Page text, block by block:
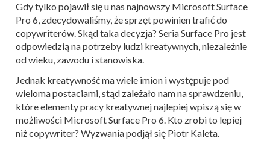
Gdy tylko pojawił się u nas najnowszy Microsoft Surface
Pro 6, zdecydowaliśmy, że sprzęt powinien trafić do
copywriterów. Skąd taka decyzja? Seria Surface Pro jest
odpowiedzią na potrzeby ludzi kreatywnych, niezależnie
od wieku, zawodu i stanowiska.
Jednak kreatywność ma wiele imion i występuje pod
wieloma postaciami, stąd zależało nam na sprawdzeniu,
które elementy pracy kreatywnej najlepiej wpiszą się w
możliwości Microsoft Surface Pro 6. Kto zrobi to lepiej
niż copywriter? Wyzwania podjął się Piotr Kaleta.